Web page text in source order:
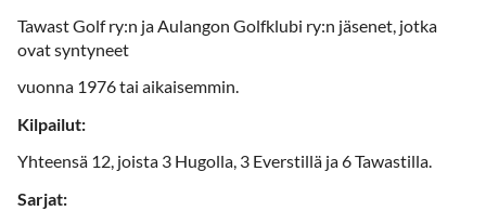
Tawast Golf ry:n ja Aulangon Golfklubi ry:n jäsenet, jotka
ovat syntyneet
vuonna 1976 tai aikaisemmin.
Kilpailut:
Yhteensä 12, joista 3 Hugolla, 3 Everstillä ja 6 Tawastilla.
Sarjat: